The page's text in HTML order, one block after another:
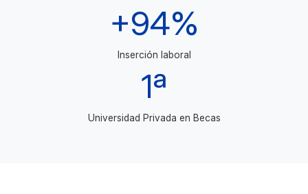
+94%
Inserción laboral
1ª
Universidad Privada en Becas